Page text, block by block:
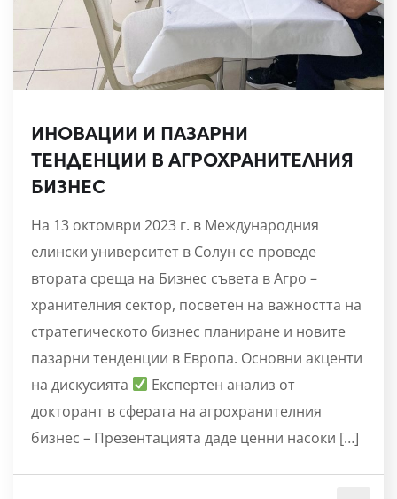
ИНОВАЦИИ И ПАЗАРНИ
ТЕНДЕНЦИИ В АГРОХРАНИТЕЛНИЯ
БИЗНЕС
На 13 октомври 2023 г. в Международния
елински университет в Солун се проведе
втората среща на Бизнес съвета в Агро –
хранителния сектор, посветен на важността на
стратегическото бизнес планиране и новите
пазарни тенденции в Европа. Основни акценти
на дискусията
Експертен анализ от
докторант в сферата на агрохранителния
бизнес – Презентацията даде ценни насоки […]